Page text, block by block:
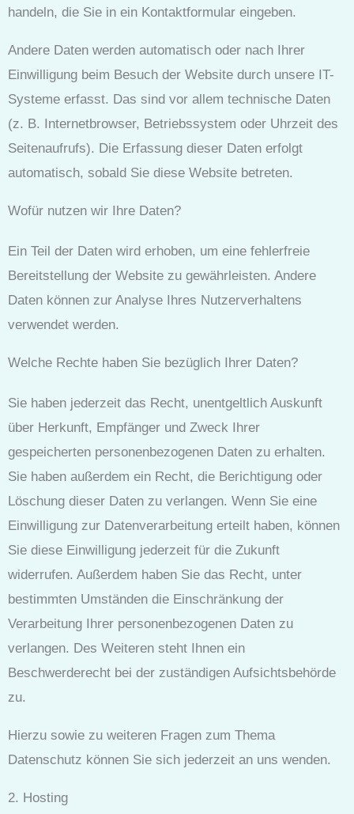
handeln, die Sie in ein Kontaktformular eingeben.
Andere Daten werden automatisch oder nach Ihrer
Einwilligung beim Besuch der Website durch unsere IT-
Systeme erfasst. Das sind vor allem technische Daten
(z. B. Internetbrowser, Betriebssystem oder Uhrzeit des
Seitenaufrufs). Die Erfassung dieser Daten erfolgt
automatisch, sobald Sie diese Website betreten.
Wofür nutzen wir Ihre Daten?
Ein Teil der Daten wird erhoben, um eine fehlerfreie
Bereitstellung der Website zu gewährleisten. Andere
Daten können zur Analyse Ihres Nutzerverhaltens
verwendet werden.
Welche Rechte haben Sie bezüglich Ihrer Daten?
Sie haben jederzeit das Recht, unentgeltlich Auskunft
über Herkunft, Empfänger und Zweck Ihrer
gespeicherten personenbezogenen Daten zu erhalten.
Sie haben außerdem ein Recht, die Berichtigung oder
Löschung dieser Daten zu verlangen. Wenn Sie eine
Einwilligung zur Datenverarbeitung erteilt haben, können
Sie diese Einwilligung jederzeit für die Zukunft
widerrufen. Außerdem haben Sie das Recht, unter
bestimmten Umständen die Einschränkung der
Verarbeitung Ihrer personenbezogenen Daten zu
verlangen. Des Weiteren steht Ihnen ein
Beschwerderecht bei der zuständigen Aufsichtsbehörde
zu.
Hierzu sowie zu weiteren Fragen zum Thema
Datenschutz können Sie sich jederzeit an uns wenden.
2. Hosting